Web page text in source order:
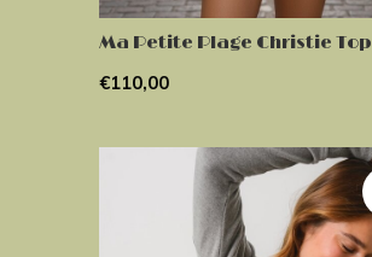
Ma Petite Plage Christie Top
€110,00